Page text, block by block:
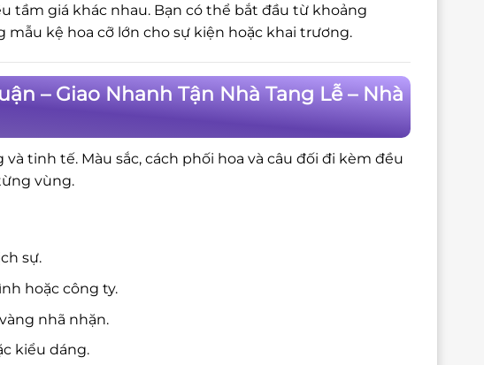
tầm giá khác nhau. Bạn có thể bắt đầu từ khoảng
kệ hoa cỡ lớn cho sự kiện hoặc khai trương.
– Giao Nhanh Tận Nhà Tang Lễ – Nhà
tinh tế. Màu sắc, cách phối hoa và câu đối đi kèm đều
vùng.
sự.
hoặc công ty.
nhã nhặn.
kiểu dáng.